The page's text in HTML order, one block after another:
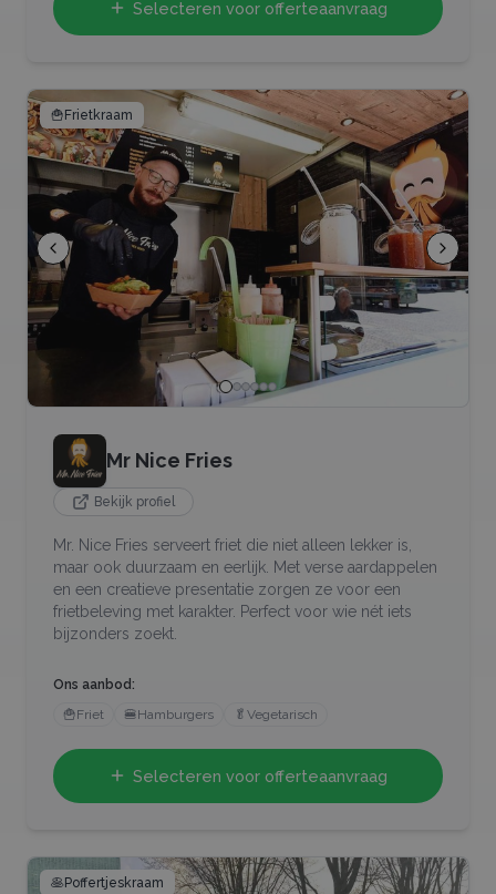
Selecteren voor offerteaanvraag
🍟Frietkraam
Mr Nice Fries
Bekijk profiel
Mr. Nice Fries serveert friet die niet alleen lekker is,
maar ook duurzaam en eerlijk. Met verse aardappelen
en een creatieve presentatie zorgen ze voor een
frietbeleving met karakter. Perfect voor wie nét iets
bijzonders zoekt.
Ons aanbod:
🍟Friet 🍔Hamburgers 🥬 Vegetarisch
Selecteren voor offerteaanvraag
🥞Poffertjeskraam